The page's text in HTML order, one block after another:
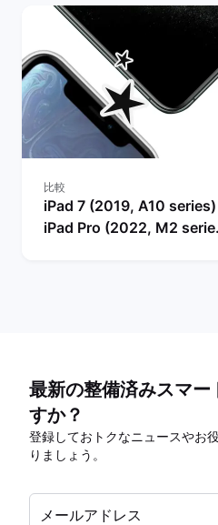
比較
iPad 7 (2019, A10 series)
iPad Pro (2022, M2
最新の整備済みスマ
すか？
登録しておトクなニュースやお
りましょう。
メールアドレス